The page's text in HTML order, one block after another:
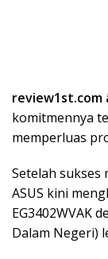
review1st.com
komitmennya
memperluas
Setelah sukses
ASUS kini
EG3402WVAK
Dalam Negeri)